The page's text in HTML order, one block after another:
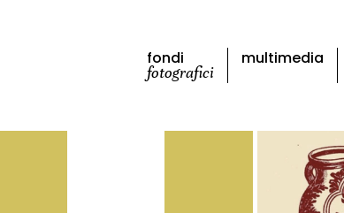
fondi
fotografici
multimedia